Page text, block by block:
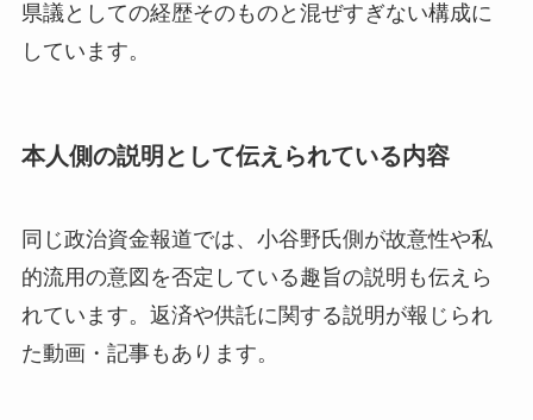
県議としての経歴そのものと混ぜすぎない構成に
しています。
本人側の説明として伝えられている内容
同じ政治資金報道では、小谷野氏側が故意性や私
的流用の意図を否定している趣旨の説明も伝えら
れています。返済や供託に関する説明が報じられ
た動画・記事もあります。